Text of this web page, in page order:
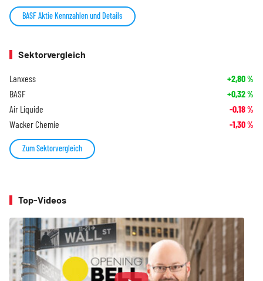
BASF Aktie Kennzahlen und Details
Sektorvergleich
Lanxess +2,80%
BASF +0,32%
Air Liquide -0,18%
Wacker Chemie -1,30%
Zum Sektorvergleich
Top-Videos